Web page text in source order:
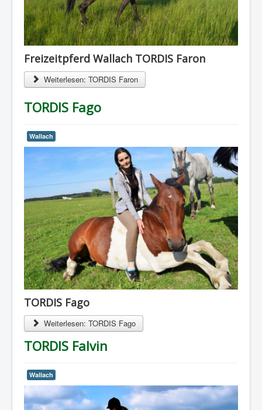
Freizeitpferd Wallach TORDIS Faron
Weiterlesen: TORDIS Faron
TORDIS Fago
Wallach
TORDIS Fago
Weiterlesen: TORDIS Fago
TORDIS Falvin
Wallach